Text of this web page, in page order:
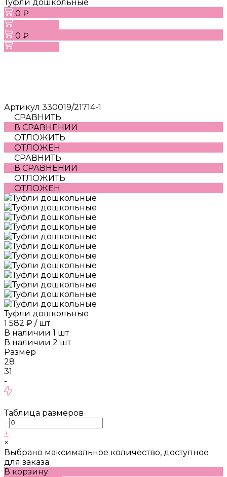
Туфли дошкольные
0 ₽
0 ₽
Артикул 330019/21714-1
СРАВНИТЬ
В СРАВНЕНИИ
ОТЛОЖИТЬ
ОТЛОЖЕН
СРАВНИТЬ
В СРАВНЕНИИ
ОТЛОЖИТЬ
ОТЛОЖЕН
Туфли дошкольные
1 582 ₽ / шт
В наличии 1 шт
В наличии 2 шт
Размер
28
31
-
Таблица размеров
-
+
×
Выбрано максимальное количество, доступное
для заказа
В корзину